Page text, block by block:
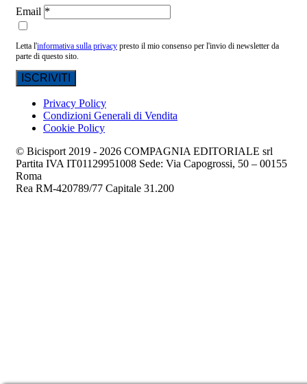
Email
Letta l'informativa sulla privacy presto il mio consenso per l'invio di newsletter da
parte di questo sito.
Privacy Policy
Condizioni Generali di Vendita
Cookie Policy
© Bicisport 2019 - 2026 COMPAGNIA EDITORIALE srl
Partita IVA IT01129951008 Sede: Via Capogrossi, 50 – 00155
Roma
Rea RM-420789/77 Capitale 31.200